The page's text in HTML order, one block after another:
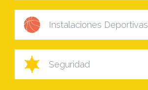
Instalaciones Deportivas
Seguridad